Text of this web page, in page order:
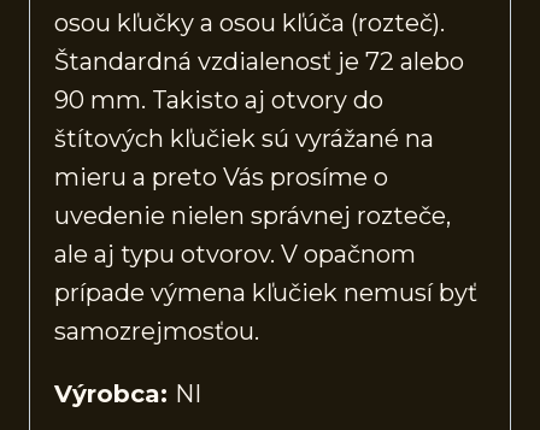
osou kľučky a osou kľúča (rozteč).
Štandardná vzdialenosť je 72 alebo
90 mm. Takisto aj otvory do
štítových kľučiek sú vyrážané na
mieru a preto Vás prosíme o
uvedenie nielen správnej rozteče,
ale aj typu otvorov. V opačnom
prípade výmena kľučiek nemusí byť
samozrejmosťou.
Výrobca: NI